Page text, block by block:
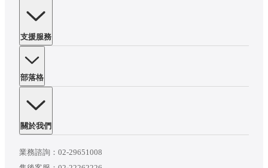
支援服務
部落格
關於我們
業務諮詢： 02-29651008